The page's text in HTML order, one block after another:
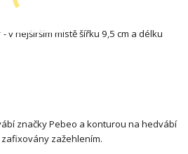
v nejširším místě šířku 9,5 cm a délku
značky Pebeo a konturou na hedvábí
zažehlením.